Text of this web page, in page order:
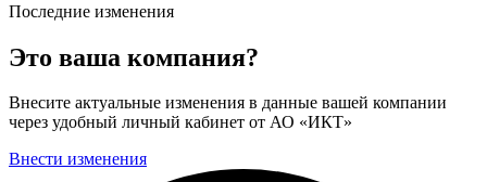
Последние изменения
Это ваша компания?
Внесите актуальные изменения в данные вашей компании
через удобный личный кабинет от АО «ИКТ»
Внести изменения